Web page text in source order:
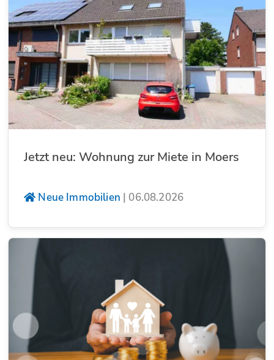
Jetzt neu: Wohnung zur Miete in Moers
Neue Immobilien | 06.08.2026